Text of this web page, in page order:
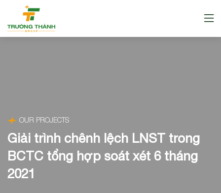
OUR PROJECTS
Giải trình chênh lệch LNST trong
BCTC tổng hợp soát xét 6 tháng
2021